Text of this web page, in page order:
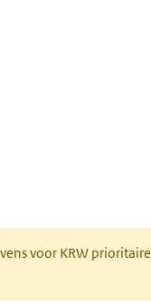
voor KRW prioritaire